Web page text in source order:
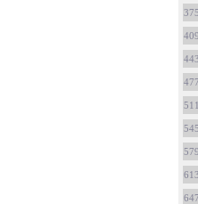
375
409
443
477
511
545
579
613
647